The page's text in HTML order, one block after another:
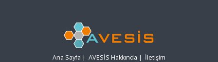
Ana Sayfa | AVESİS Hakkında | İletişim